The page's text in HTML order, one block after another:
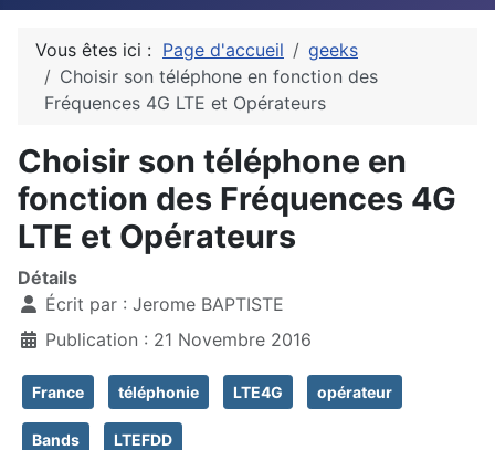
Vous êtes ici : Page d'accueil
geeks
Choisir son téléphone en fonction des
Fréquences 4G LTE et Opérateurs
Choisir son téléphone en
fonction des Fréquences 4G
LTE et Opérateurs
Détails
Écrit par : Jerome BAPTISTE
Publication : 21 Novembre 2016
France téléphonie LTE4G opérateur
Bands LTEFDD